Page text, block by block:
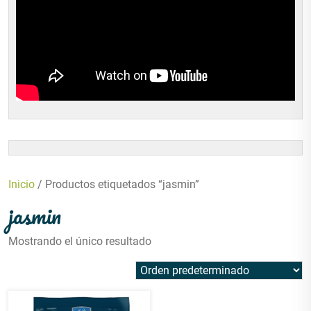
Inicio / Productos etiquetados “jasmin”
jasmin
Mostrando el único resultado